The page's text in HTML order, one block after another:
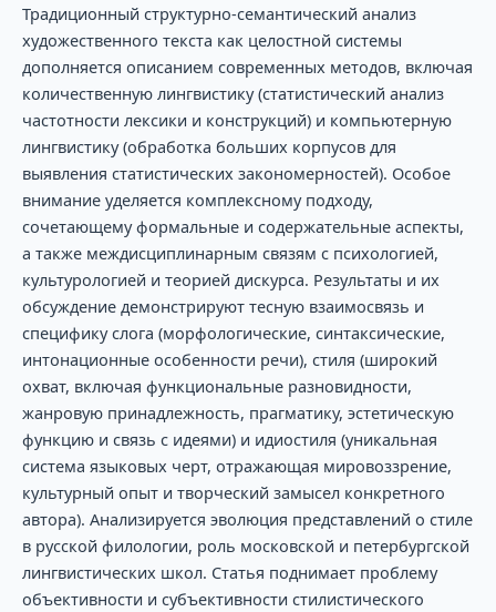
Традиционный структурно-семантический анализ
художественного текста как целостной системы
дополняется описанием современных методов, включая
количественную лингвистику (статистический анализ
частотности лексики и конструкций) и компьютерную
лингвистику (обработка больших корпусов для
выявления статистических закономерностей). Особое
внимание уделяется комплексному подходу,
сочетающему формальные и содержательные аспекты,
а также междисциплинарным связям с психологией,
культурологией и теорией дискурса. Результаты и их
обсуждение демонстрируют тесную взаимосвязь и
специфику слога (морфологические, синтаксические,
интонационные особенности речи), стиля (широкий
охват, включая функциональные разновидности,
жанровую принадлежность, прагматику, эстетическую
функцию и связь с идеями) и идиостиля (уникальная
система языковых черт, отражающая мировоззрение,
культурный опыт и творческий замысел конкретного
автора). Анализируется эволюция представлений о стиле
в русской филологии, роль московской и петербургской
лингвистических школ. Статья поднимает проблему
объективности и субъективности стилистического